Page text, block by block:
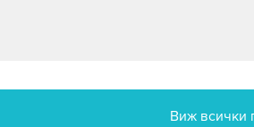
Виж всички